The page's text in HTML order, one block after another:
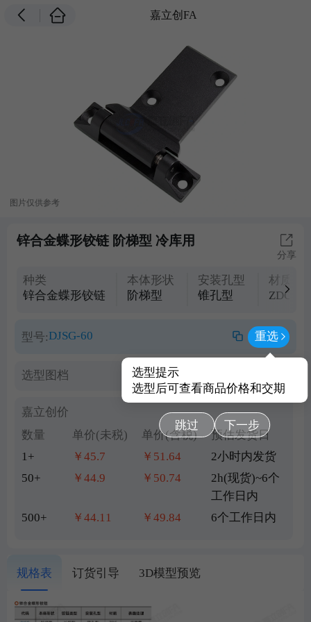
嘉立创FA
图片仅供参考
锌合金蝶形铰链 阶梯型 冷库用
分享
种类
锌合金蝶形铰链
本体形状
阶梯型
安装孔型
锥孔型
材质
ZDC
型号:DJSG-60 重选
选型提示
选型后可查看商品价格和交期
跳过 下一步
选型图档
嘉立创价
数量
单价(未税) 单价(含税)
预估发货日
1+
￥45.7 ￥51.64
2小时内发货
50+
￥44.9 ￥50.74
2h(现货)~6个
工作日内
500+
￥44.11 ￥49.84 6个工作日内
规格表 订货引导 3D模型预览